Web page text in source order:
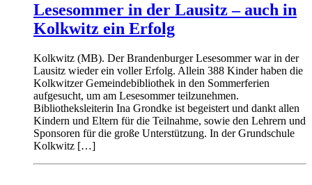
Lesesommer in der Lausitz – auch in
Kolkwitz ein Erfolg
Kolkwitz (MB). Der Brandenburger Lesesommer war in der
Lausitz wieder ein voller Erfolg. Allein 388 Kinder haben die
Kolkwitzer Gemeindebibliothek in den Sommerferien
aufgesucht, um am Lesesommer teilzunehmen.
Bibliotheksleiterin Ina Grondke ist begeistert und dankt allen
Kindern und Eltern für die Teilnahme, sowie den Lehrern und
Sponsoren für die große Unterstützung. In der Grundschule
Kolkwitz […]